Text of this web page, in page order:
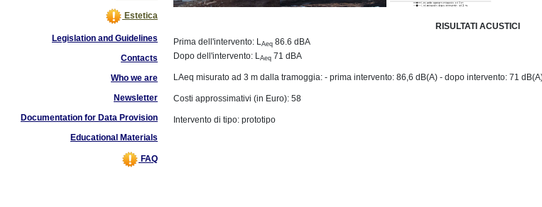
Estetica
Legislation and Guidelines
Contacts
Who we are
Newsletter
Documentation for Data Provision
Educational Materials
FAQ
RISULTATI ACUSTICI
Prima dell'intervento: L Aeq 86.6 dBA
Dopo dell'intervento: L Aeq 71 dBA
LAeq misurato ad 3 m dalla tramoggia: - prima intervento: 86,6 dB(A) - dopo intervento: 71
Costi approssimativi (in Euro): 58
Intervento di tipo: prototipo